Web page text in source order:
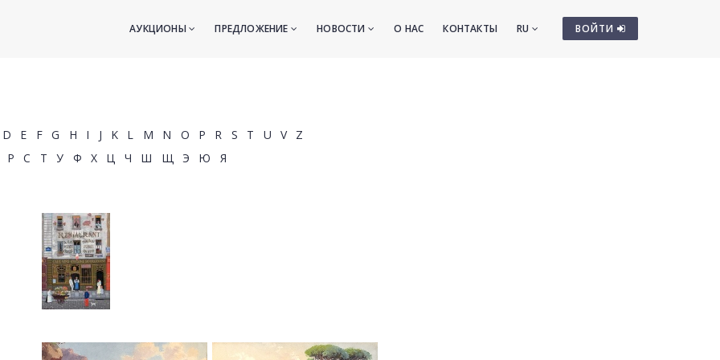
ВОЙТИ
АУКЦИОНЫ ПРЕДЛОЖЕНИЕ НОВОСТИ О НАС КОНТАКТЫ RU
D E F G H I J K L M N O P R S T U V
Z
Р
С Т У Ф Х Ц Ч Ш Щ Э Ю Я